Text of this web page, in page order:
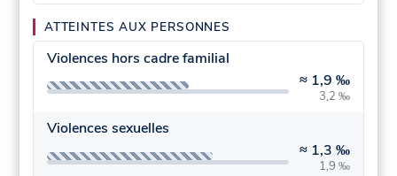
ATTEINTES AUX PERSONNES
Violences hors cadre familial
≈ 1,9 ‰
3,2 ‰
Violences sexuelles
≈ 1,3 ‰
1,9 ‰